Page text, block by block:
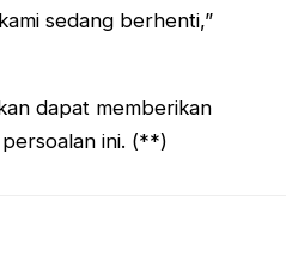
sedang berhenti,”
dapat memberikan
ini. (**)